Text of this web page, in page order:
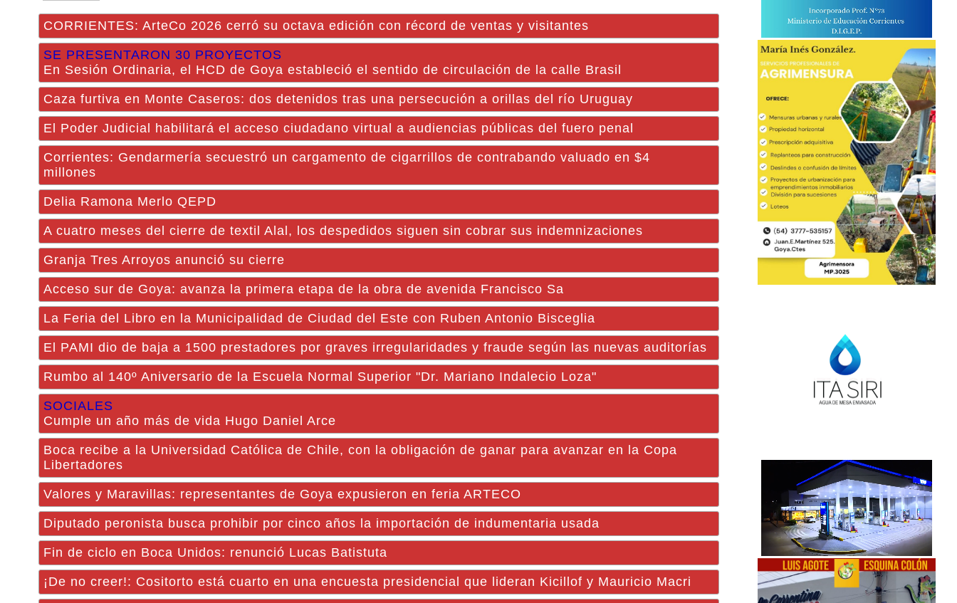
CORRIENTES: ArteCo 2026 cerró su octava edición con récord de ventas y visitantes
SE PRESENTARON 30 PROYECTOS
En Sesión Ordinaria, el HCD de Goya estableció el sentido de circulación de la calle Brasil
Caza furtiva en Monte Caseros: dos detenidos tras una persecución a orillas del río Uruguay
El Poder Judicial habilitará el acceso ciudadano virtual a audiencias públicas del fuero penal
Corrientes: Gendarmería secuestró un cargamento de cigarrillos de contrabando valuado en $4
millones
Delia Ramona Merlo QEPD
A cuatro meses del cierre de textil Alal, los despedidos siguen sin cobrar sus indemnizaciones
Granja Tres Arroyos anunció su cierre
Acceso sur de Goya: avanza la primera etapa de la obra de avenida Francisco Sa
La Feria del Libro en la Municipalidad de Ciudad del Este con Ruben Antonio Bisceglia
El PAMI dio de baja a 1500 prestadores por graves irregularidades y fraude según las nuevas auditorías
Rumbo al 140º Aniversario de la Escuela Normal Superior "Dr. Mariano Indalecio Loza"
SOCIALES
Cumple un año más de vida Hugo Daniel Arce
Boca recibe a la Universidad Católica de Chile, con la obligación de ganar para avanzar en la Copa
Libertadores
Valores y Maravillas: representantes de Goya expusieron en feria ARTECO
Diputado peronista busca prohibir por cinco años la importación de indumentaria usada
Fin de ciclo en Boca Unidos: renunció Lucas Batistuta
¡De no creer!: Cositorto está cuarto en una encuesta presidencial que lideran Kicillof y Mauricio Macri